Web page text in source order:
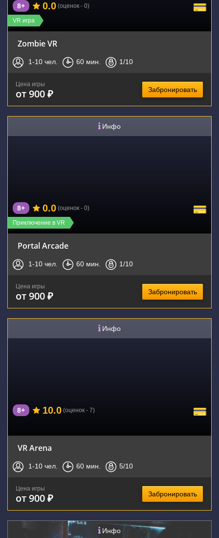
VR игра
8+ 0.0 (оценок - 0)
Zombie VR
1-10 чел. 60 мин. 1/10
Цена игры
от 900 ₽ Забронировать
Инфо
Приключение в VR
8+ 0.0 (оценок - 0)
Portal Arcade
1-10 чел. 60 мин. 1/10
Цена игры
от 900 ₽ Забронировать
Инфо
8+ 10.0 (оценок - 7)
VR Arena
1-10 чел. 60 мин. 5/10
Цена игры
от 900 ₽ Забронировать
Инфо